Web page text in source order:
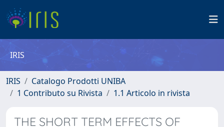
IRIS
IRIS
Catalogo Prodotti UNIBA
1 Contributo su Rivista
1.1 Articolo in rivista
THE SHORT TERM EFFECTS OF